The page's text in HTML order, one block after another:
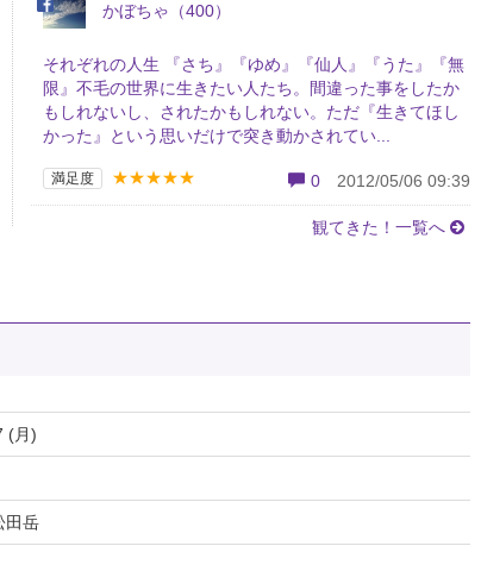
かぼちゃ（400）
それぞれの人生 『さち』『ゆめ』『仙人』『うた』『無
限』不毛の世界に生きたい人たち。間違った事をしたか
もしれないし、されたかもしれない。ただ『生きてほし
かった』という思いだけで突き動かされてい...
満足度 ★★★★★ 0 2012/05/06 09:39
観てきた！一覧へ
(月)
田岳